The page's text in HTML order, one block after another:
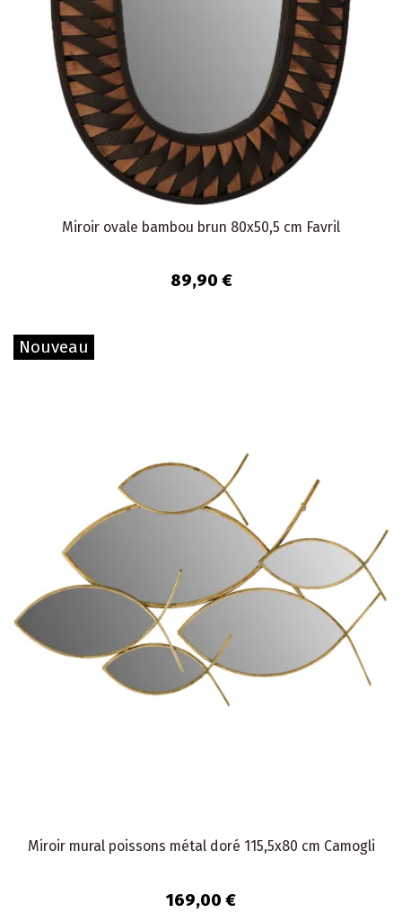
Miroir ovale bambou brun 80x50,5 cm Favril
89,90 €
Nouveau
Miroir mural poissons métal doré 115,5x80 cm Camogli
169,00 €